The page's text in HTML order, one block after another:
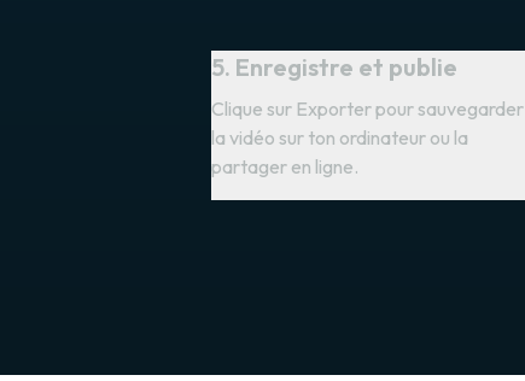
5. Enregistre et publie
Clique sur Exporter pour sauvegarder
la vidéo sur ton ordinateur ou la
partager en ligne.